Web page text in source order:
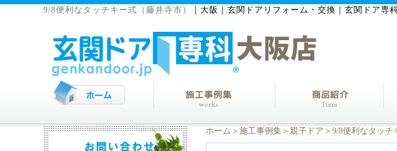
9/8便利なタッチキー式（藤井寺市） 大阪｜玄関ドアリフォーム・交換｜玄関ドア専
ホーム ＞ 施工事例集 ＞ 親子ドア ＞9/8便利なタッチ